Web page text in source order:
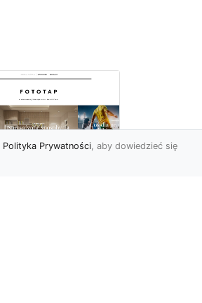
Polityka Prywatności, aby dowiedzieć się